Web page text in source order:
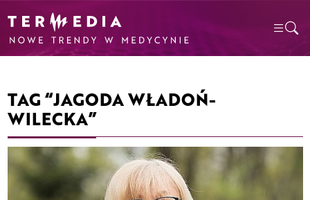
TAG “JAGODA WŁADOŃ-
WILECKA”